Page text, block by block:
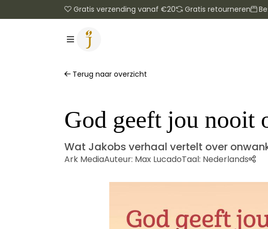
Gratis verzending vanaf €20 Gratis retourneren
Terug naar overzicht
God geeft jou nooit
Wat Jakobs verhaal vertelt over
Ark MediaAuteur: Max LucadoTaal: Nederlands